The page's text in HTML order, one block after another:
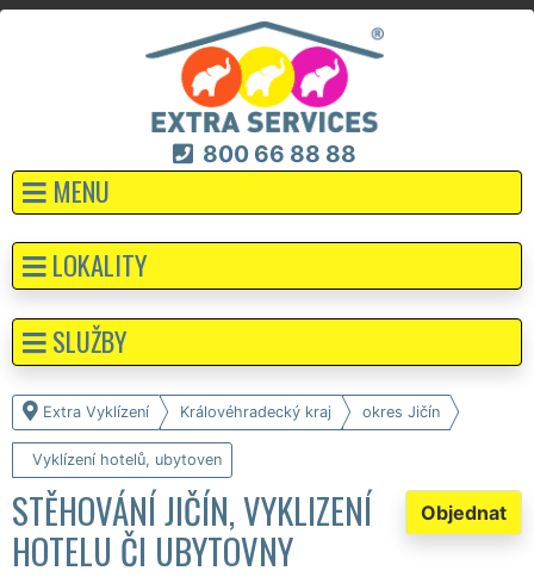
800 66 88 88
MENU
Extra Vyklízení Královéhradecký kraj okres Jičín
Vyklízení hotelů, ubytoven
Objednat
STĚHOVÁNÍ JIČÍN, VYKLIZENÍ
HOTELU ČI UBYTOVNY
LOKALITY
SLUŽBY